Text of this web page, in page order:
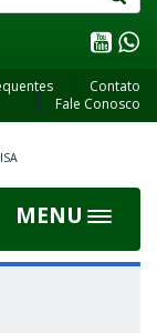
Contato
Fale Conosco
MENU
Toggle